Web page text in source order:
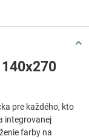
pre každého, kto
integrovanej
farby na